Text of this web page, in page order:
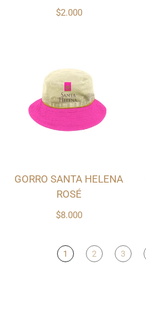
$2.000
$8.000
GORRO SANTA HELENA
ROSÉ
1 2 3